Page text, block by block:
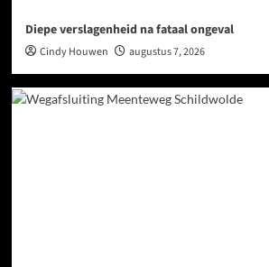
Diepe verslagenheid na fataal ongeval
Cindy Houwen augustus 7, 2026